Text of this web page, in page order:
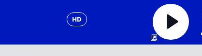
HD
WHAT DOESN'T
Play